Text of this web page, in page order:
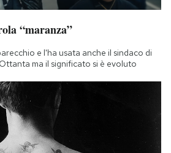
“maranza”
e l'ha usata anche il sindaco di
ma il significato si è evoluto